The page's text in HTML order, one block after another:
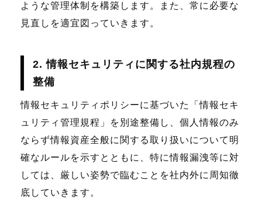
ような管理体制を構築します。また、常に必要な
見直しを適宜図っていきます。
2. 情報セキュリティに関する社内規程の
整備
情報セキュリティポリシーに基づいた「情報セキ
ュリティ管理規程」を別途整備し、個人情報のみ
ならず情報資産全般に関する取り扱いについて明
確なルールを示すとともに、特に情報漏洩等に対
しては、厳しい姿勢で臨むことを社内外に周知徹
底していきます。